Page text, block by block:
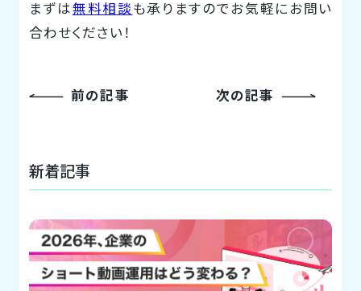
まずは無料相談 も承りますのでお気軽にお問い
合わせください！
前の記事 次の記事
新着記事